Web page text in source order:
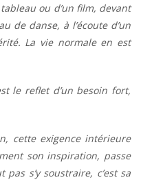
ou d’un film, devant
de danse, à l’écoute d’un
La vie normale en est
le reflet d’un besoin fort,
cette exigence intérieure
son inspiration, passe
s’y soustraire, c’est sa